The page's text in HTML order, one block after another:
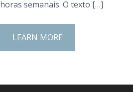
horas semanais. O texto […]
LEARN MORE